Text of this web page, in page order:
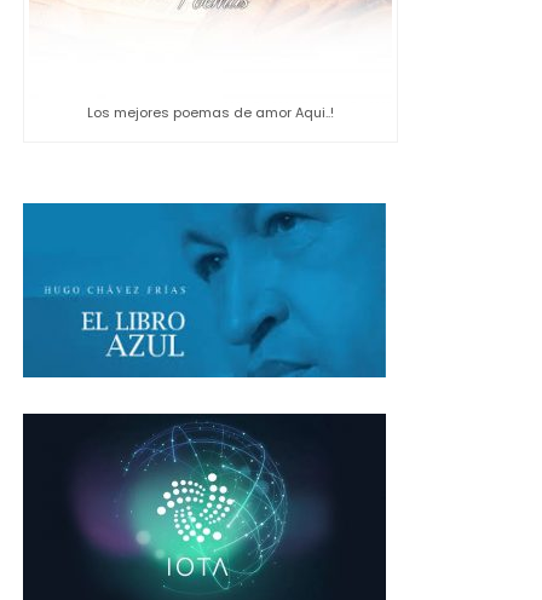
Los mejores poemas de amor Aqui..!